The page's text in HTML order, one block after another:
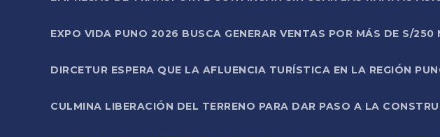
EXPO VIDA PUNO 2026 BUSCA GENERAR VENTAS POR MÁS DE S/
DIRCETUR ESPERA QUE LA AFLUENCIA TURÍSTICA EN LA REGIÓN
CULMINA LIBERACIÓN DEL TERRENO PARA DAR PASO A LA